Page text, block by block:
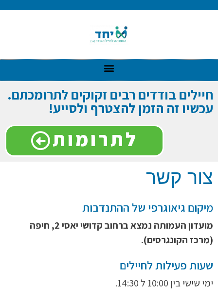
חיילים בודדים רבים זקוקים לתרומכתם.
עכשיו זה הזמן להצטרף ולסייע!
לתרומות
צור קשר
מיקום גיאוגרפי של ההתנדבות
מועדון העמותה נמצא ברחוב קדושי יאסי 2, חיפה
(מרכז הקונגרסים).
שעות פעילות לחיילים
ימי שישי בין 10:00 ל 14:30.